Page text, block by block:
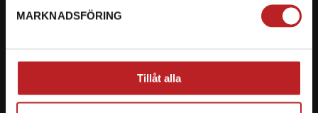
MARKNADSFÖRING
Tillåt alla
Ryckepungsvägen 3, 79177 Falun
Vi erbjuder flera olika betalsätt. Dina köp är alltid
skyddade med krypteringsteknik.